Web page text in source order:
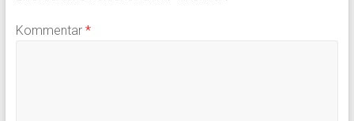
Kommentar *